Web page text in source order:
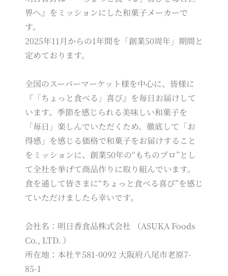
界へ』をミッションにした和菓子メーカーで
す。
2025年11月からの1年間を「創業50周年」期間と
定めております。
全国のスーパーマーケット様を中心に、皆様に
『「ちょっと食べる」喜び』を毎日お届けして
います。季節を感じられる美味しい和菓子を
「毎日」楽しんでいただくため、徹底して「お
得感」を感じる価格で和菓子をお届けすること
をミッションに、創業50年の“もちのプロ”とし
て全社を挙げて商品作りに取り組んでいます。
食を通して皆さまに“ちょっと食べる喜び”を感じ
ていただけましたら幸いです。
会社名：明日香食品株式会社 （ASUKA Foods
Co., LTD. ）
所在地：本社〒581-0092 大阪府八尾市老原7-
85-1